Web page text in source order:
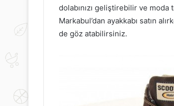
dolabınızı geliştirebilir ve moda
Markabul’dan ayakkabı satın
de göz atabilirsiniz.